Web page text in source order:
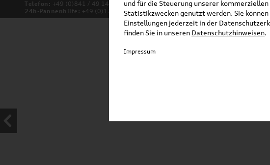
Telefon: +49 (0)841 / 49 140
24h-Pannenhilfe: +49 (0)171 / 870 72 87
Jetzt sparen bei unseren
und für die Steuerung unserer
Statistikzwecken genutzt werden. Sie
Einstellungen jederzeit in der
finden Sie in unseren Datenschutzhinweisen.
Impressum